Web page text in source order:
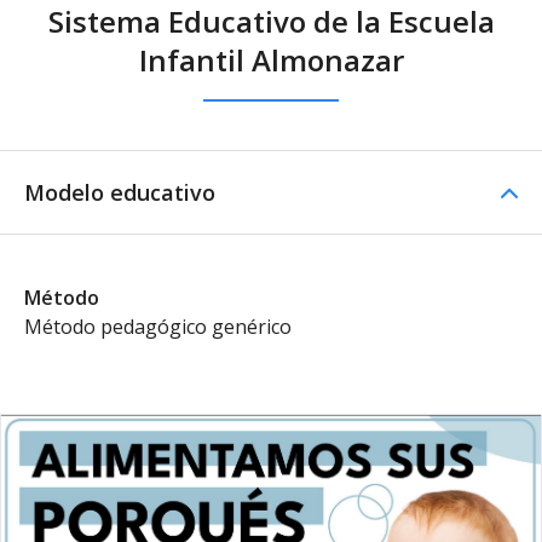
Sistema Educativo de la Escuela
Infantil Almonazar
Modelo educativo
Método
Método pedagógico genérico